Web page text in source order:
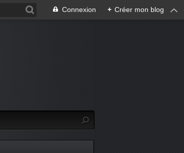
Connexion + Créer mon blog